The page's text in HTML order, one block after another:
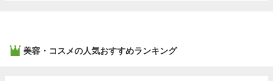
美容・コスメの人気おすすめランキング